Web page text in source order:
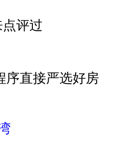
评过
序直接严选好房